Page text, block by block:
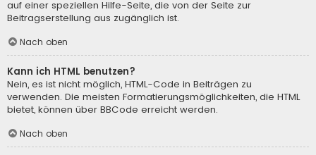
auf einer speziellen Hilfe-Seite, die von der Seite zur
Beitragserstellung aus zugänglich ist.
Nach oben
Kann ich HTML benutzen?
Nein, es ist nicht möglich, HTML-Code in Beiträgen zu
verwenden. Die meisten Formatierungsmöglichkeiten, die HTML
bietet, können über BBCode erreicht werden.
Nach oben